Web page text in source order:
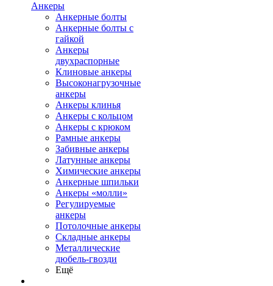
Анкеры
Анкерные болты
Анкерные болты с
гайкой
Анкеры
двухраспорные
Клиновые анкеры
Высоконагрузочные
анкеры
Анкеры клинья
Анкеры с кольцом
Анкеры с крюком
Рамные анкеры
Забивные анкеры
Латунные анкеры
Химические анкеры
Анкерные шпильки
Анкеры «молли»
Регулируемые
анкеры
Потолочные анкеры
Складные анкеры
Металлические
дюбель-гвозди
Ещё